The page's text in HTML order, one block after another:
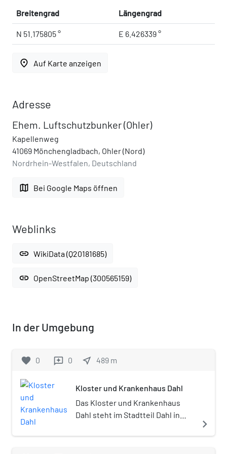
Breitengrad Längengrad
N 51.175805 ° E 6.426339 °
place Auf Karte anzeigen
Adresse
Ehem. Luftschutzbunker (Ohler)
Kapellenweg
41069 Mönchengladbach, Ohler (Nord)
Nordrhein-Westfalen, Deutschland
map Bei Google Maps öffnen
Weblinks
link WikiData (Q20181685)
link OpenStreetMap (300565159)
In der Umgebung
favorite 0 reviews 0 near_me 489 m
Kloster und Krankenhaus Dahl
Das Kloster und Krankenhaus
Dahl steht im Stadtteil Dahl in
Westfalen), Kamillianerstraße 42.
navigate_next